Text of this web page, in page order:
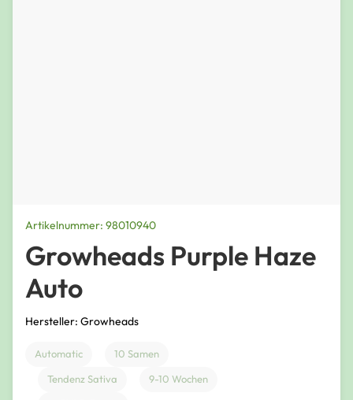
Artikelnummer: 98010940
Growheads Purple Haze
Auto
Hersteller: Growheads
Automatic
10 Samen
Tendenz Sativa
9-10 Wochen